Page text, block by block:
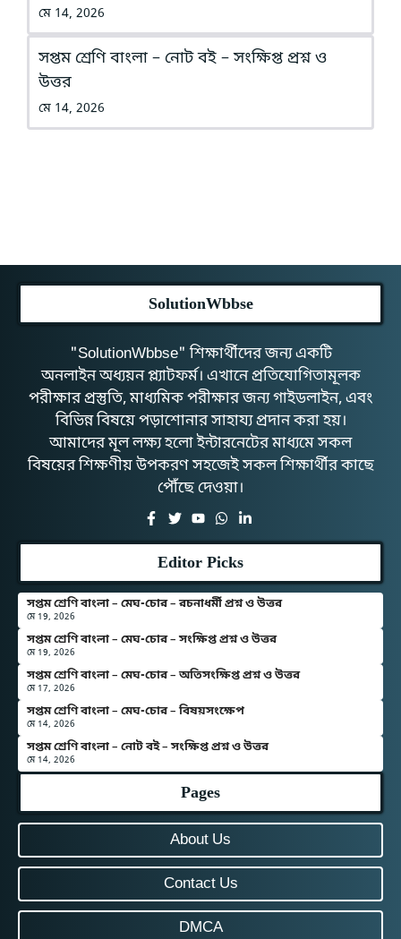
মে 14, 2026
সপ্তম শ্রেণি বাংলা – নোট বই – সংক্ষিপ্ত প্রশ্ন ও
উত্তর
মে 14, 2026
SolutionWbbse
"SolutionWbbse" শিক্ষার্থীদের জন্য একটি
অনলাইন অধ্যয়ন প্ল্যাটফর্ম। এখানে প্রতিযোগিতামূলক
পরীক্ষার প্রস্তুতি, মাধ্যমিক পরীক্ষার জন্য গাইডলাইন, এবং
বিভিন্ন বিষয়ে পড়াশোনার সাহায্য প্রদান করা হয়।
আমাদের মূল লক্ষ্য হলো ইন্টারনেটের মাধ্যমে সকল
বিষয়ের শিক্ষণীয় উপকরণ সহজেই সকল শিক্ষার্থীর কাছে
পৌঁছে দেওয়া।
Editor Picks
সপ্তম শ্রেণি বাংলা – মেঘ-চোর – রচনাধর্মী প্রশ্ন ও উত্তর
মে 19, 2026
সপ্তম শ্রেণি বাংলা – মেঘ-চোর – সংক্ষিপ্ত প্রশ্ন ও উত্তর
মে 19, 2026
সপ্তম শ্রেণি বাংলা – মেঘ-চোর – অতিসংক্ষিপ্ত প্রশ্ন ও উত্তর
মে 17, 2026
সপ্তম শ্রেণি বাংলা – মেঘ-চোর – বিষয়সংক্ষেপ
মে 14, 2026
সপ্তম শ্রেণি বাংলা – নোট বই – সংক্ষিপ্ত প্রশ্ন ও উত্তর
মে 14, 2026
Pages
About Us
Contact Us
DMCA